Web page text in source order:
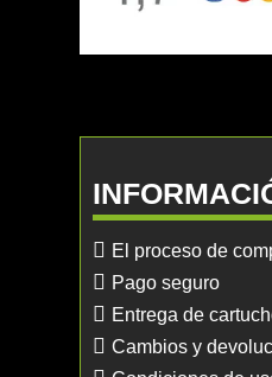
El proceso de
Pago seguro
Entrega de
Cambios y